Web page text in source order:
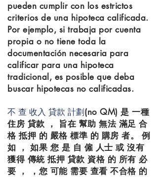
pueden cumplir con los estrictos
criterios de una hipoteca calificada.
Por ejemplo, si trabaja por cuenta
propia o no tiene toda la
documentación necesaria para
calificar para una hipoteca
tradicional, es posible que deba
buscar hipotecas no calificadas.
不 查 收入 貸款 計劃(no QM) 是 一種
住房 貸款 ， 旨在 幫助 無法 滿足 合
格 抵押 的 嚴格 標準 的 購房 者。 例
如 ， 如果 您 是 自 僱 人士 或 沒有
獲得 傳統 抵押 貸款 資格 的 所有 必
要 ， ，您 可能 需要 查看 不合格 的